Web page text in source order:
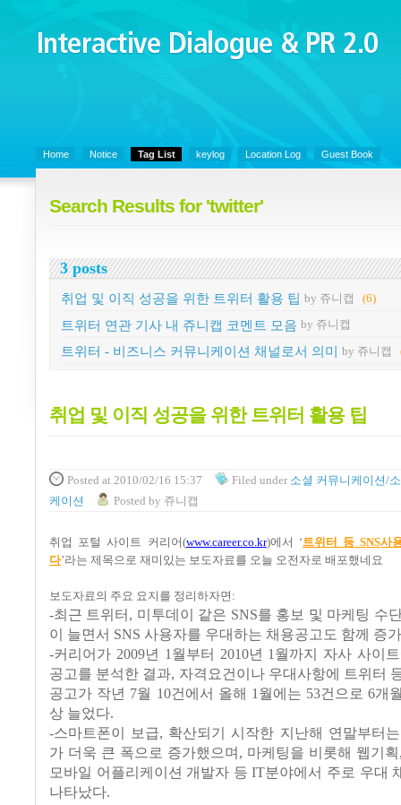
Interactive Dialogue &
PR 2.0
Home Notice Tag List keylog Location Log Guest Book
Search Results for 'twitter'
3 posts
취업 및 이직 성공을 위한 트위터 활용 팁 by 쥬니캡 (6)
트위터 연관 기사 내 쥬니캡 코멘트 모음 by 쥬니캡
트위터 - 비즈니스 커뮤니케이션 채널로서 의미 by 쥬니캡
취업 및 이직 성공을 위한 트위터 활용 팁
Posted at 2010/02/16 15:37 Filed under 소셜 커뮤니케이션/
케이션
Posted by 쥬니캡
취업 포털 사이트 커리어(www.career.co.kr)에서 ‘트위터 등 SNS사
다’라는 제목으로 재미있는 보도자료를 오늘 오전자로 배포했네요
보도자료의 주요 요지를 정리하자면 :
-최근 트위터 , 미투데이 같은 SNS를 홍보 및 마케팅 수
이 늘면서 SNS 사용자를 우대하는 채용공고도 함께 증
-커리어가 2009년 1월부터 2010년 1월까지 자사 사이
공고를 분석한 결과, 자격요건이나 우대사항에 트위터
공고가 작년 7월 10건에서 올해 1월에는 53건으로 6개
상 늘었다.
-스마트폰이 보급, 확산되기 시작한 지난해 연말부터
가 더욱 큰 폭으로 증가했으며 , 마케팅을 비롯해 웹기획
모바일 어플리케이션 개발자 등 IT분야에서 주로 우대
나타났다.